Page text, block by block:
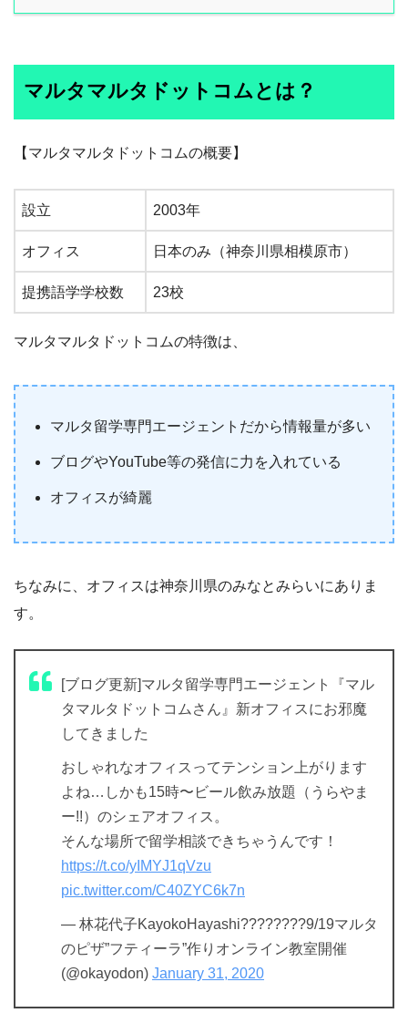
マルタマルタドットコムとは？
【マルタマルタドットコムの概要】
設立 2003年
オフィス 日本のみ（神奈川県相模原市）
提携語学学校数 23校
マルタマルタドットコムの特徴は、
マルタ留学専門エージェントだから情報量が多い
ブログやYouTube等の発信に力を入れている
オフィスが綺麗
ちなみに、オフィスは神奈川県のみなとみらいにありま
す。
[ブログ更新]マルタ留学専門エージェント『マル
タマルタドットコムさん』新オフィスにお邪魔
してきました
おしゃれなオフィスってテンション上がります
よね…しかも15時〜ビール飲み放題（うらやま
ー!!）のシェアオフィス。
そんな場所で留学相談できちゃうんです！
https://t.co/yIMYJ1qVzu
pic.twitter.com/C40ZYC6k7n
— 林花代子KayokoHayashi????????9/19マルタ
のピザ”フティーラ”作りオンライン教室開催
(@okayodon) January 31, 2020